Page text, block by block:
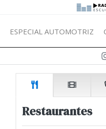
ESPECIAL AUTOMOTRIZ
Restaurantes